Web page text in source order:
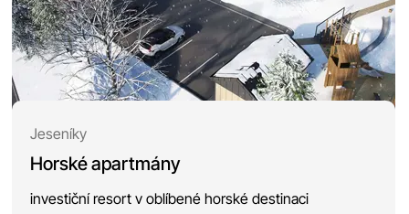
Jeseníky
Horské apartmány
investiční resort v oblíbené horské destinaci